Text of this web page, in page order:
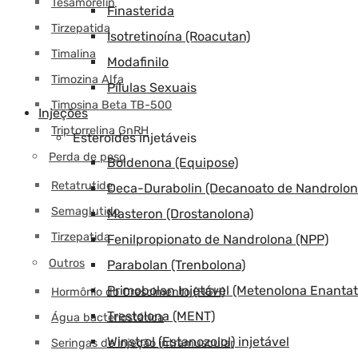
Tirzepatida
Timalina
Timozina Alfa
Timosina Beta TB-500
Triptorrelina GnRH
Perda de peso
Retatrutide
Semaglutido
Tirzepatida
Outros
Hormônio do Crescimento (HGH)
Água bacteriostática
Seringas de injeção intramuscular
Finasterida
Isotretinoína (Roacutan)
Modafinilo
Pílulas Sexuais
Injeções
Esteroides injetáveis
Boldenona (Equipose)
Deca-Durabolin (Decanoato de
Masteron (Drostanolona)
Fenilpropionato de Nandrolona (NPP)
Parabolan (Trenbolona)
Primobolan Injetável (Metenolona
Trestolona (MENT)
Winstrol (Estanozolol) injetável